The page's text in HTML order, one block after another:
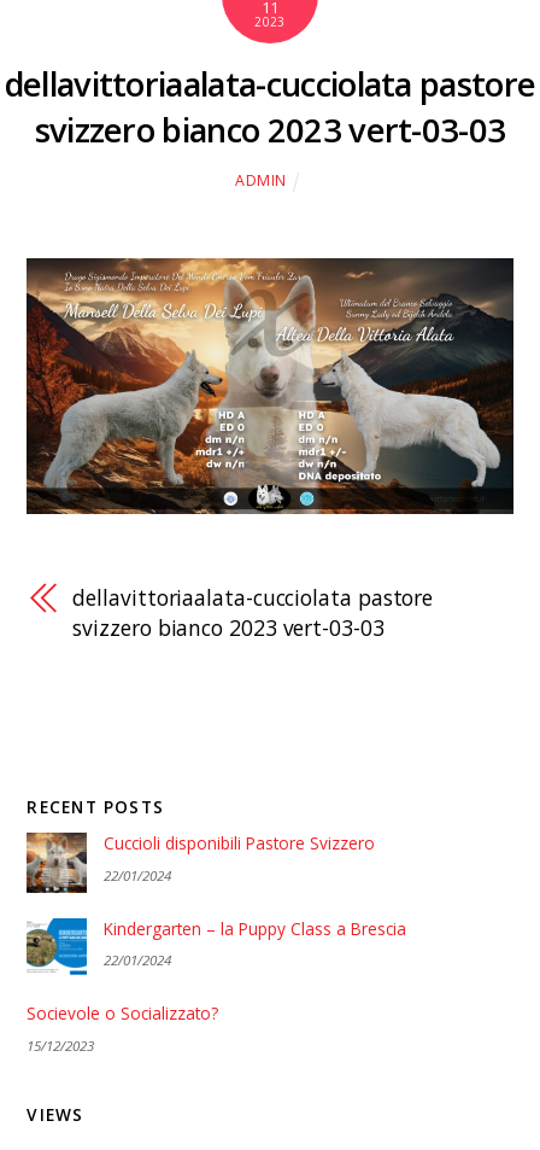
11
2023
dellavittoriaalata-cucciolata pastore
svizzero bianco 2023 vert-03-03
ADMIN
dellavittoriaalata-cucciolata pastore
svizzero bianco 2023 vert-03-03
RECENT POSTS
Cuccioli disponibili Pastore Svizzero
22/01/2024
Kindergarten – la Puppy Class a Brescia
22/01/2024
Socievole o Socializzato?
15/12/2023
VIEWS